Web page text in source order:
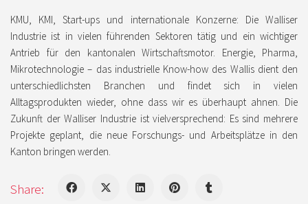
KMU, KMI, Start-ups und internationale Konzerne: Die Walliser
Industrie ist in vielen führenden Sektoren tätig und ein wichtiger
Antrieb für den kantonalen Wirtschaftsmotor. Energie, Pharma,
Mikrotechnologie – das industrielle Know-how des Wallis dient den
unterschiedlichsten Branchen und findet sich in vielen
Alltagsprodukten wieder, ohne dass wir es überhaupt ahnen. Die
Zukunft der Walliser Industrie ist vielversprechend: Es sind mehrere
Projekte geplant, die neue Forschungs- und Arbeitsplätze in den
Kanton bringen werden.
Share: